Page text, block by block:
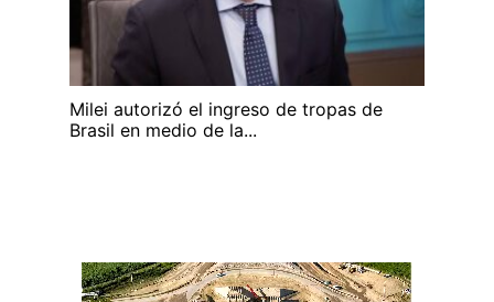
Milei autorizó el ingreso de tropas de
Brasil en medio de la...